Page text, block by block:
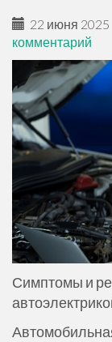
22 июня 2025
комментарий
Симптомы и